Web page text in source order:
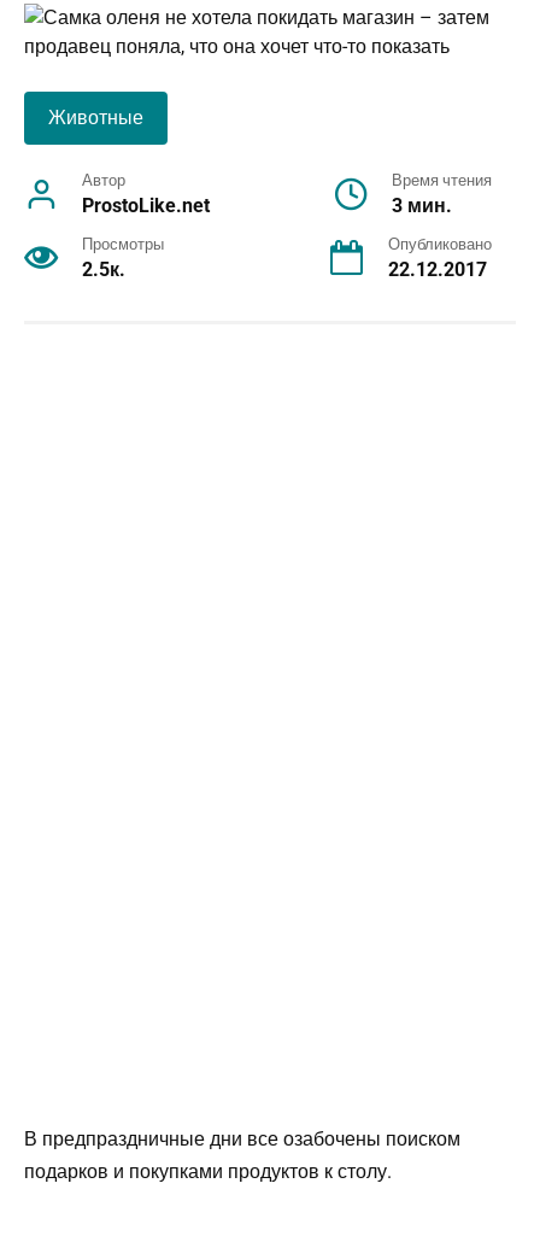
Животные
Автор
ProstoLike.net
Время чтения
3 мин.
Просмотры
2.5к.
Опубликовано
22.12.2017
В предпраздничные дни все озабочены поиском
подарков и покупками продуктов к столу.